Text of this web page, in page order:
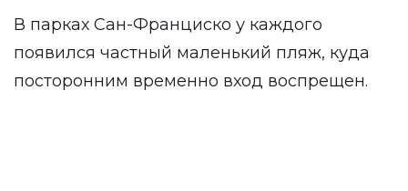
В парках Сан-Франциско у каждого
появился частный маленький пляж, куда
посторонним временно вход воспрещен.